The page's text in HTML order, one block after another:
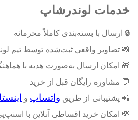
خدمات لوندرشاپ
🔒 ارسال با بسته‌بندی کاملاً محرمانه
📸 تصاویر واقعی ثبت‌شده توسط تیم
🎁 امکان ارسال به‌صورت هدیه با
💬 مشاوره رایگان قبل از خرید
📲 پشتیبانی از طریق واتساپ و
💸 امکان خرید اقساطی آنلاین با